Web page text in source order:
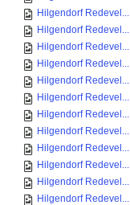
Hilgendorf Redevel...
Hilgendorf Redevel...
Hilgendorf Redevel...
Hilgendorf Redevel...
Hilgendorf Redevel...
Hilgendorf Redevel...
Hilgendorf Redevel...
Hilgendorf Redevel...
Hilgendorf Redevel...
Hilgendorf Redevel...
Hilgendorf Redevel...
Hilgendorf Redevel...